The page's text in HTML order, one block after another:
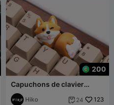
200
Capuchons de clavier
Puppy Corgi - Clavier
mécanique
Hiko  24 123